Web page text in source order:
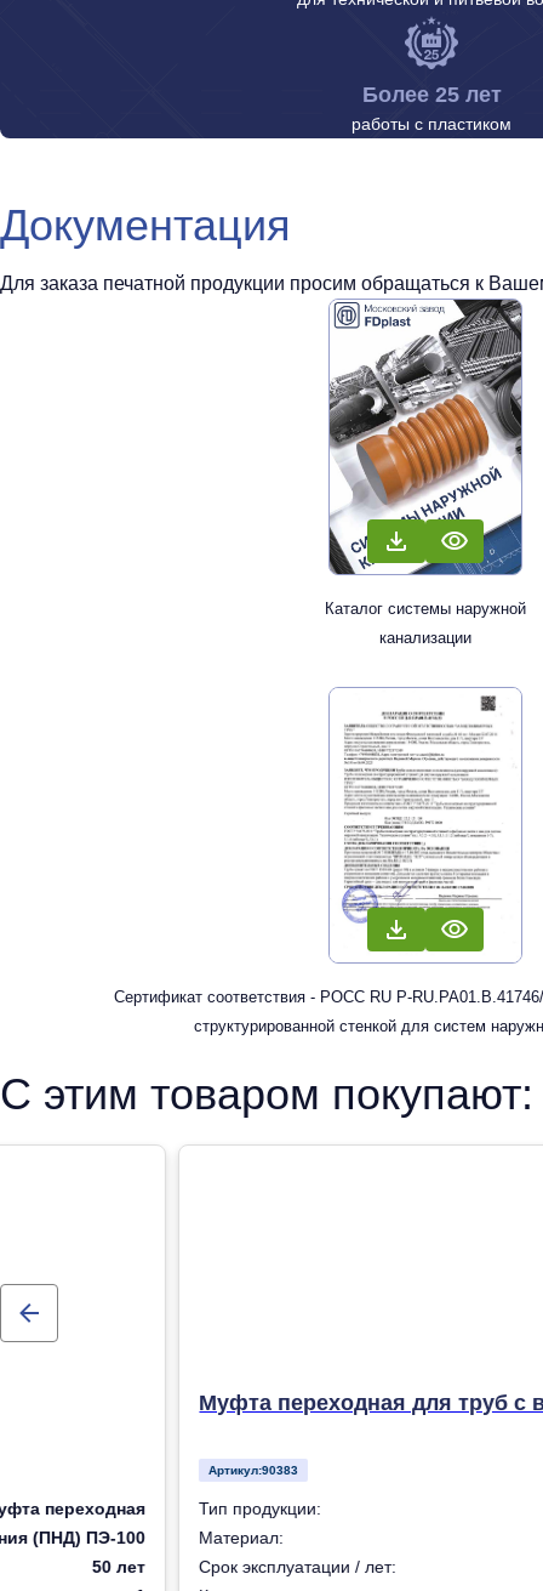
Более 25 лет
работы с пластиком
Документация
Для заказа печатной продукции просим обращаться к
Каталог системы наружной
канализации
Сертификат соответствия - РОСС RU Р-
структурированной стенкой для систем
С этим товаром покупают:
переходная
(ПНД) ПЭ-100
50 лет
Муфта переходная для труб с
Артикул:90383
Тип продукции:
Материал:
Срок эксплуатации / лет: